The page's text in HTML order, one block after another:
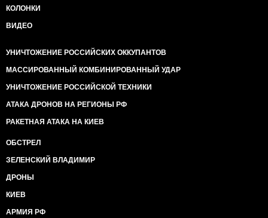
КОЛОНКИ
ВИДЕО
УНИЧТОЖЕНИЕ РОССИЙСКИХ ОККУПАНТОВ
МАССИРОВАННЫЙ КОМБИНИРОВАННЫЙ УДАР
УНИЧТОЖЕНИЕ РОССИЙСКОЙ ТЕХНИКИ
АТАКА ДРОНОВ НА РЕГИОНЫ РФ
РАКЕТНАЯ АТАКА НА КИЕВ
ОБСТРЕЛ
ЗЕЛЕНСКИЙ ВЛАДИМИР
ДРОНЫ
КИЕВ
АРМИЯ РФ